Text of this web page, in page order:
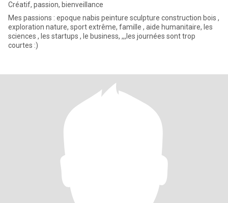
Créatif, passion, bienveillance
Mes passions : epoque nabis peinture sculpture construction bois ,
exploration nature, sport extrême, famille , aide humanitaire, les
sciences , les startups , le business, ,,,les journées sont trop
courtes :)